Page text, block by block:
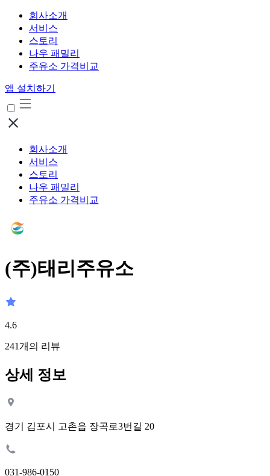
회사소개
서비스
스토리
나우 패밀리
주유소 가격비교
앱 설치하기
회사소개
서비스
스토리
나우 패밀리
주유소 가격비교
(주)태리주유소
4.6
241개의 리뷰
상세 정보
경기 김포시 고촌읍 장곡로3번길 20
031-986-0150